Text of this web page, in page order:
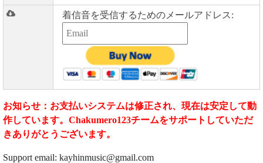
着信音を受信するためのメールアドレス:
お知らせ：お支払いシステムは修正され、現在は安定して動
作しています。Chakumero123チームをサポートしていただ
きありがとうございます。
Support email: kayhinmusic@gmail.com